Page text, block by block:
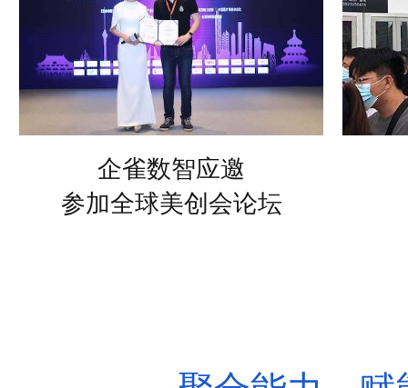
企雀数智应邀
参加2023湖南医学会学术会
议
企雀数智应邀